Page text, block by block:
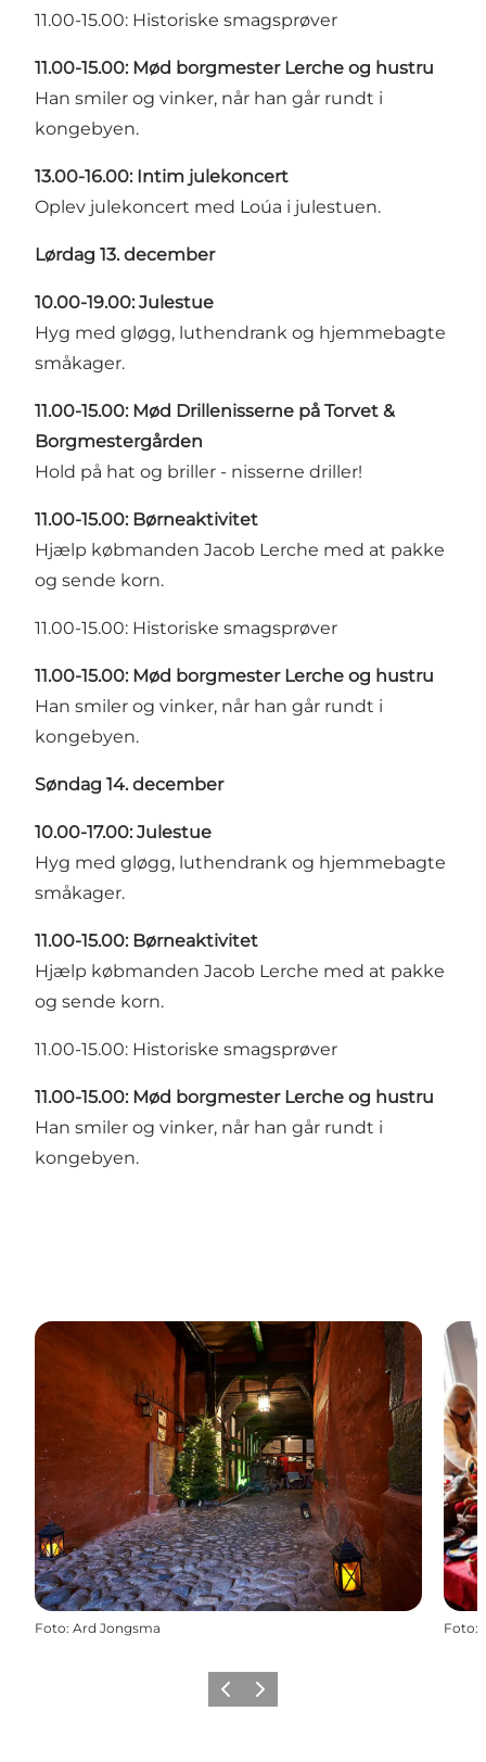
11.00-15.00: Historiske smagsprøver
11.00-15.00: Mød borgmester Lerche og hustru
Han smiler og vinker, når han går rundt i
kongebyen.
13.00-16.00: Intim julekoncert
Oplev julekoncert med Loúa i julestuen.
Lørdag 13. december
10.00-19.00: Julestue
Hyg med gløgg, luthendrank og hjemmebagte
småkager.
11.00-15.00: Mød Drillenisserne på Torvet &
Borgmestergården
Hold på hat og briller - nisserne driller!
11.00-15.00: Børneaktivitet
Hjælp købmanden Jacob Lerche med at pakke
og sende korn.
11.00-15.00: Historiske smagsprøver
11.00-15.00: Mød borgmester Lerche og hustru
Han smiler og vinker, når han går rundt i
kongebyen.
Søndag 14. december
10.00-17.00: Julestue
Hyg med gløgg, luthendrank og hjemmebagte
småkager.
11.00-15.00: Børneaktivitet
Hjælp købmanden Jacob Lerche med at pakke
og sende korn.
11.00-15.00: Historiske smagsprøver
11.00-15.00: Mød borgmester Lerche og hustru
Han smiler og vinker, når han går rundt i
kongebyen.
Foto: Ard Jongsma Foto:
ForrigeNæste